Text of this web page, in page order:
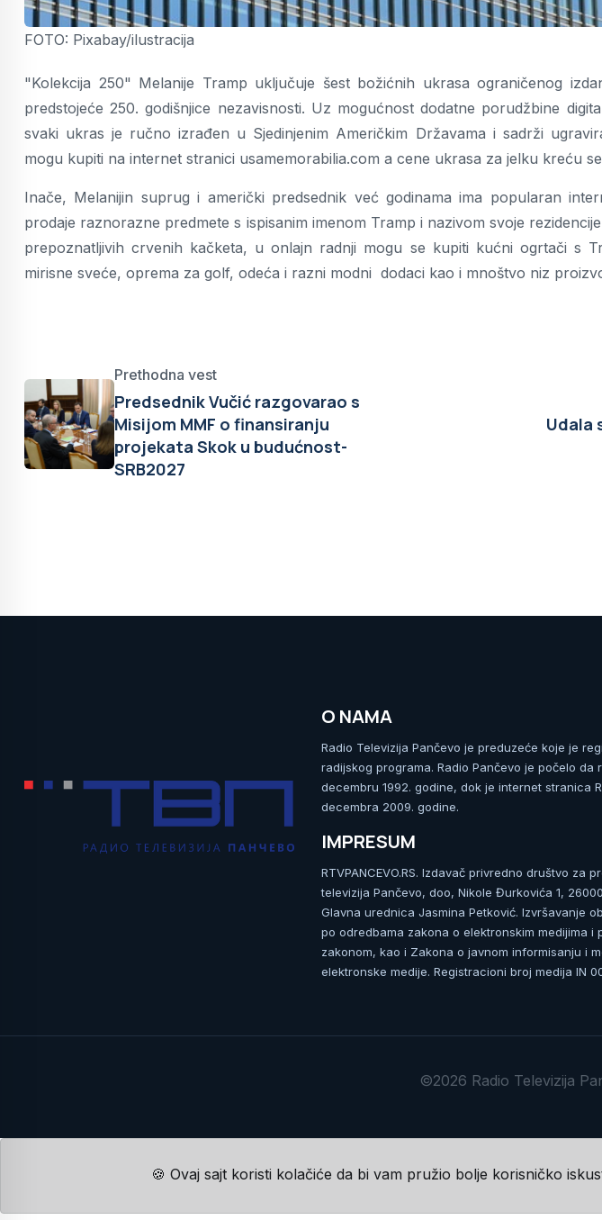
FOTO: Pixabay/ilustracija
"Kolekcija 250" Melanije Tramp uključuje šest božićnih ukrasa ograničenog
predstojeće 250. godišnjice nezavisnosti. Uz mogućnost dodatne porudžbine
svaki ukras je ručno izrađen u Sjedinjenim Američkim Državama i sadrži
mogu kupiti na internet stranici usamemorabilia.com a cene ukrasa za jelku kreću
Inače, Melanijin suprug i američki predsednik već godinama ima popularan
prodaje raznorazne predmete s ispisanim imenom Tramp i nazivom svoje
prepoznatljivih crvenih kačketa, u onlajn radnji mogu se kupiti kućni ogrtači s
mirisne sveće, oprema za golf, odeća i razni modni dodaci kao i mnoštvo niz
Prethodna vest
Predsednik Vučić razgovarao s
Misijom MMF o finansiranju
projekata Skok u budućnost-
SRB2027
Udala
O NAMA
Radio Televizija Pančevo je preduzeće koje je
radijskog programa. Radio Pančevo je počelo da
decembru 1992. godine, dok je internet stranica
decembra 2009. godine.
IMPRESUM
RTVPANCEVO.RS. Izdavač privredno društvo za
televizija Pančevo, doo, Nikole Đurkovića 1,
Glavna urednica Jasmina Petković. Izvršavanje
po odredbama zakona o elektronskim medijima i
zakonom, kao i Zakona o javnom informisanju i
elektronske medije. Registracioni broj medija IN
©2026 Radio Televizija
🍪 Ovaj sajt koristi kolačiće da bi vam pružio bolje korisničko